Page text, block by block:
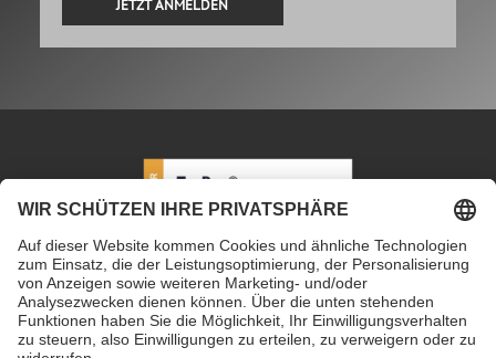
PETEC Verbindungstechnik GmbH | Wüstenbuch 26
96132 Schlüsselfeld | Deutschland | +49 9555 80994
0 | info@petec.de